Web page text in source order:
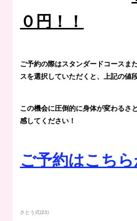
０円！！
ご予約の際はスタンダードコースま
スを選択していただくと、上記の値
この機会に圧倒的に身体が変わるさ
感してください！
ご予約はこち
さとう式(23)